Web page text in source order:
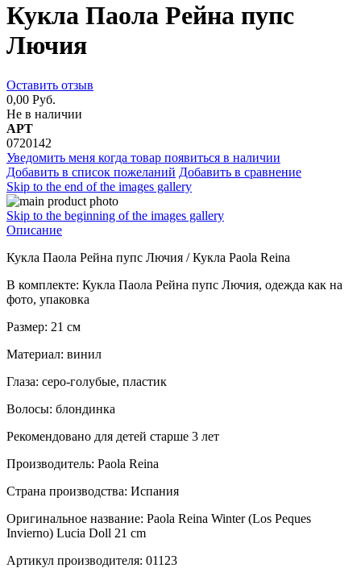
Кукла Паола Рейна пупс
Лючия
Оставить отзыв
0,00 Руб.
Не в наличии
АРТ
0720142
Уведомить меня когда товар появиться в наличии
Добавить в список пожеланий Добавить в сравнение
Skip to the end of the images gallery
Skip to the beginning of the images gallery
Описание
Кукла Паола Рейна пупс Лючия / Кукла Paola Reina
В комплекте: Кукла Паола Рейна пупс Лючия, одежда как на
фото, упаковка
Размер: 21 см
Материал: винил
Глаза: серо-голубые, пластик
Волосы: блондинка
Рекомендовано для детей старше 3 лет
Производитель: Paola Reina
Страна производства: Испания
Оригинальное название: Paola Reina Winter (Los Peques
Invierno) Lucia Doll 21 cm
Артикул производителя: 01123